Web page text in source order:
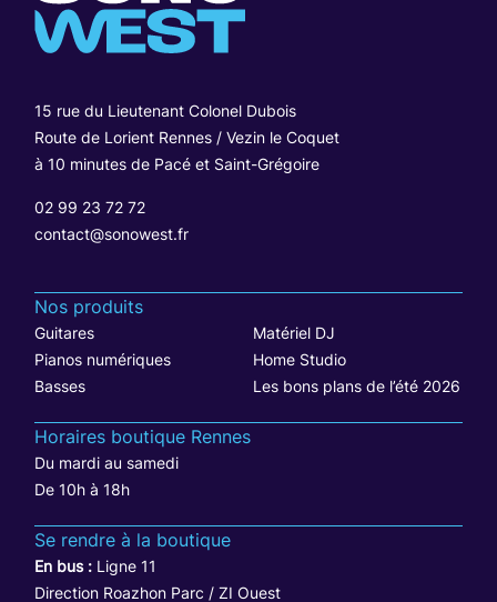
15 rue du Lieutenant Colonel Dubois
Route de Lorient Rennes / Vezin le Coquet
à 10 minutes de Pacé et Saint-Grégoire
02 99 23 72 72
contact@sonowest.fr
Nos produits
Guitares
Matériel DJ
Pianos numériques
Home Studio
Basses
Les bons plans de l’été 2026
Horaires boutique Rennes
Du mardi au samedi
De 10h à 18h
Se rendre à la boutique
En bus : Ligne 11
Direction Roazhon Parc / ZI Ouest